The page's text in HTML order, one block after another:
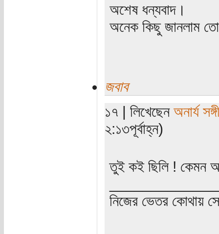
অশেষ ধন্যবাদ।
অনেক কিছু জানলাম
জবাব
১৭ | লিখেছেন অনার্য
২:১৩পূর্বাহ্ন)
তুই কই ছিলি ! কেমন
নিজের ভেতর কোথায়